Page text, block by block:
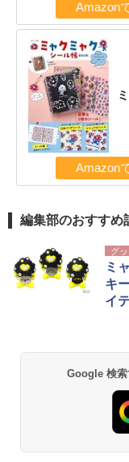
Amazon
Amazon
編集部のおすすめ
グ
ミ
キ
イ
Google 検索